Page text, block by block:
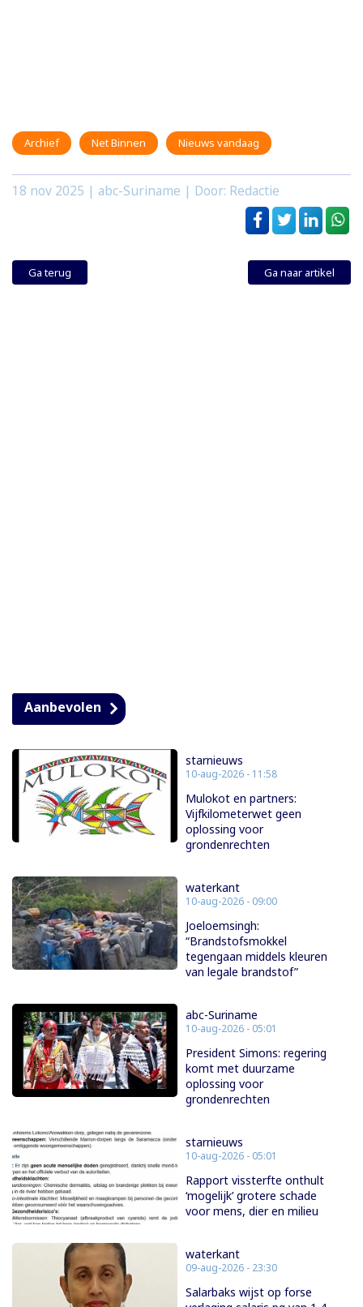
Archief Net Binnen Nieuws vandaag
18 nov 2025 | abc-Suriname | Door: Redactie
Ga terug Ga naar artikel
Aanbevolen
starnieuws
10-aug-2026 - 11:58
Mulokot en partners:
Vijfkilometerwet geen
oplossing voor
grondenrechten
waterkant
10-aug-2026 - 09:00
Joeloemsingh:
“Brandstofsmokkel
tegengaan middels kleuren
van legale brandstof”
abc-Suriname
10-aug-2026 - 05:01
President Simons: regering
komt met duurzame
oplossing voor
grondenrechten
starnieuws
10-aug-2026 - 05:01
Rapport vissterfte onthult
‘mogelijk’ grotere schade
voor mens, dier en milieu
waterkant
09-aug-2026 - 23:30
Salarbaks wijst op forse